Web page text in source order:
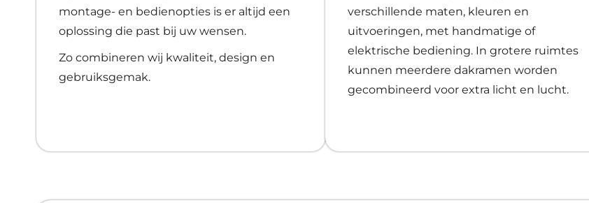
montage- en bedienopties is er altijd een
oplossing die past bij uw wensen.
Zo combineren wij kwaliteit, design en
gebruiksgemak.
verschillende maten, kleuren en
uitvoeringen, met handmatige of
elektrische bediening. In grotere ruimtes
kunnen meerdere dakramen worden
gecombineerd voor extra licht en lucht.